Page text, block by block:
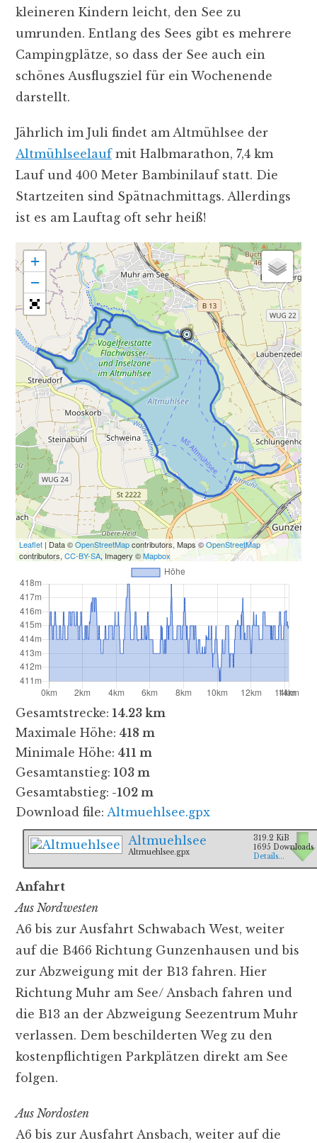
kleineren Kindern leicht, den See zu
umrunden. Entlang des Sees gibt es mehrere
Campingplätze, so dass der See auch ein
schönes Ausflugsziel für ein Wochenende
darstellt.
Jährlich im Juli findet am Altmühlsee der
Altmühlseelaufmit Halbmarathon, 7,4 km
Lauf und 400 Meter Bambinilauf statt. Die
Startzeiten sind Spätnachmittags. Allerdings
ist es am Lauftag oft sehr heiß!
+
−
Leaflet| Data ©OpenStreetMapcontributors, Maps ©OpenStreetMap
contributors,CC-BY-SA, Imagery ©Mapbox
Gesamtstrecke: 14.23 km
Maximale Höhe: 418 m
Minimale Höhe: 411 m
Gesamtanstieg: 103 m
Gesamtabstieg: -102 m
Download file: Altmuehlsee.gpx
Altmuehlsee
Altmuehlsee.gpx
319.2 KiB
1695 Downloads
Details...
Anfahrt
Aus Nordwesten
A6 bis zur Ausfahrt Schwabach West, weiter
auf die B466 Richtung Gunzenhausen und bis
zur Abzweigung mit der B13 fahren. Hier
Richtung Muhr am See/ Ansbach fahren und
die B13 an der Abzweigung Seezentrum Muhr
verlassen. Dem beschilderten Weg zu den
kostenpflichtigen Parkplätzen direkt am See
folgen.
Aus Nordosten
A6 bis zur Ausfahrt Ansbach, weiter auf die